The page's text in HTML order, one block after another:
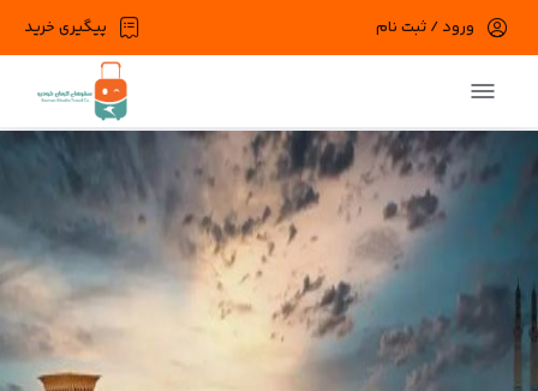
پیگیری خرید ورود / ثبت نام
در حال حاضر ارتباط با سرور قطع می باشد